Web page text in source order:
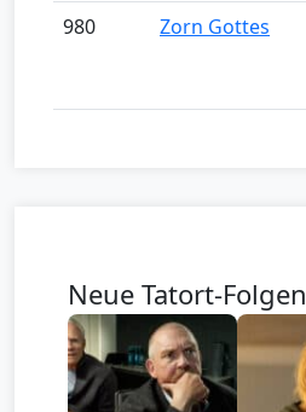
980 Zorn Gottes
Neue Tatort-Folgen